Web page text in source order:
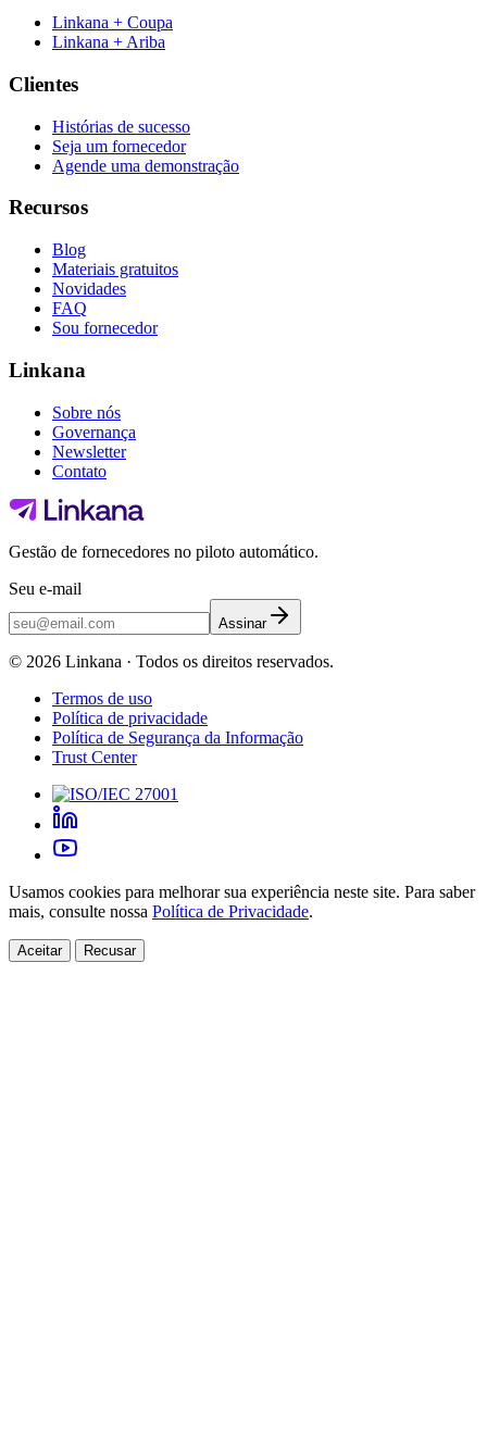
Linkana + Coupa
Linkana + Ariba
Clientes
Histórias de sucesso
Seja um fornecedor
Agende uma demonstração
Recursos
Blog
Materiais gratuitos
Novidades
FAQ
Sou fornecedor
Linkana
Sobre nós
Governança
Newsletter
Contato
Gestão de fornecedores no piloto automático.
Seu e-mail
Assinar
© 2026 Linkana · Todos os direitos reservados.
Termos de uso
Política de privacidade
Política de Segurança da Informação
Trust Center
Usamos cookies para melhorar sua experiência neste site. Para saber
mais, consulte nossa Política de Privacidade.
Aceitar Recusar